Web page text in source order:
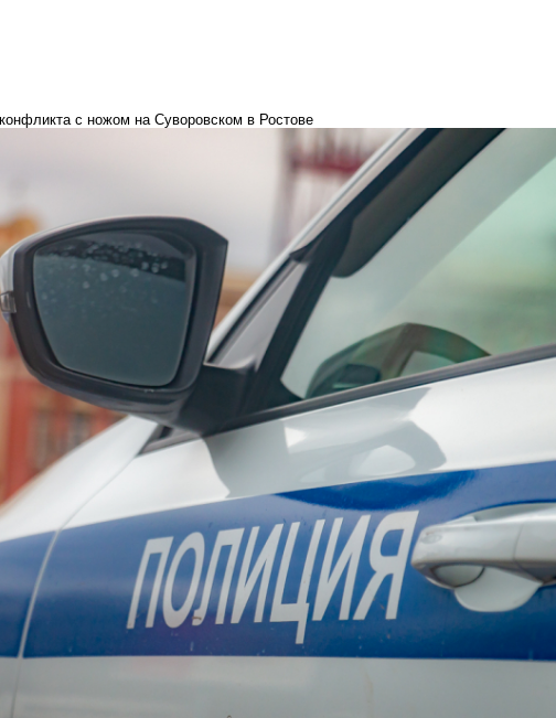
с ножом на Суворовском в Ростове